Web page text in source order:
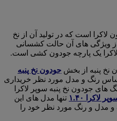
لاکرا است که در تولید آن از نخ
ویژگی های آن حالت کشسانی
یک پارچه جودون کشی است.
نخ پنبه از بخش جودون نخ پنبه
رنگ و مدل مورد نظر خریداری
های جودون نخ پنبه سوپر لاکرا
لاکرا ۱.۴۰
تنها مدل های این
مدل و رنگ مورد نظر خود را